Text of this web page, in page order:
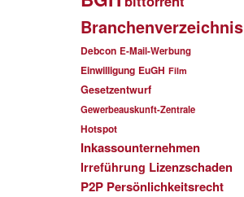
Branchenverzeichnis
Debcon E-Mail-Werbung
Einwilligung EuGH Film
Gesetzentwurf
Gewerbeauskunft-Zentrale
Hotspot
Inkassounternehmen
Irreführung Lizenzschaden
P2P Persönlichkeitsrecht